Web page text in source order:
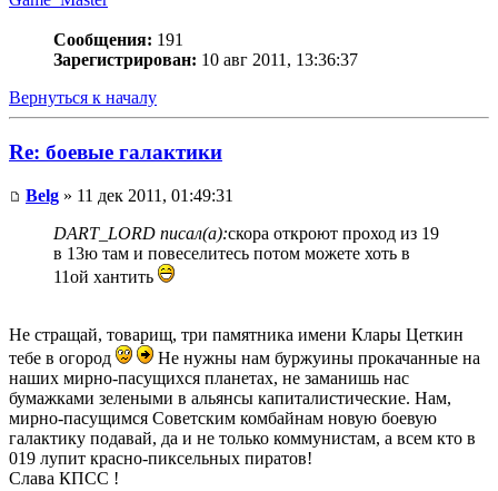
Сообщения: 191
Зарегистрирован: 10 авг 2011, 13:36:37
Вернуться к началу
Re: боевые галактики
Belg » 11 дек 2011, 01:49:31
DART_LORD писал(а):скора откроют проход из 19
в 13ю там и повеселитесь потом можете хоть в
11ой хантить
Не стращай, товарищ, три памятника имени Клары Цеткин
тебе в огород
Не нужны нам буржуины прокачанные на
наших мирно-пасущихся планетах, не заманишь нас
бумажками зелеными в альянсы капиталистические. Нам,
мирно-пасущимся Советским комбайнам новую боевую
галактику подавай, да и не только коммунистам, а всем кто в
019 лупит красно-пиксельных пиратов!
Слава КПСС !